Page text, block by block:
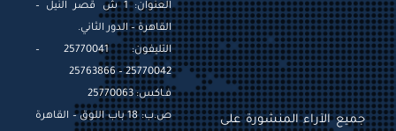
العنوان: 1 ش قصر النيل –
القاهرة – الدور الثاني.
التليفون: 25770041 –
25770042 – 25763866
فـاكس: 25770063
ص.ب: 18 باب اللوق – القاهرة
جميع الآراء المنشورة على